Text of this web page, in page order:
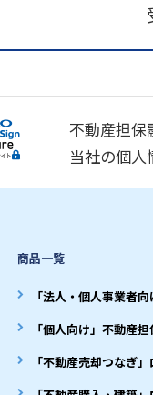
不動産担保
当社の個
商品一覧
「法人・個人事業者
「個人向け」不動産
「不動産売却つなぎ